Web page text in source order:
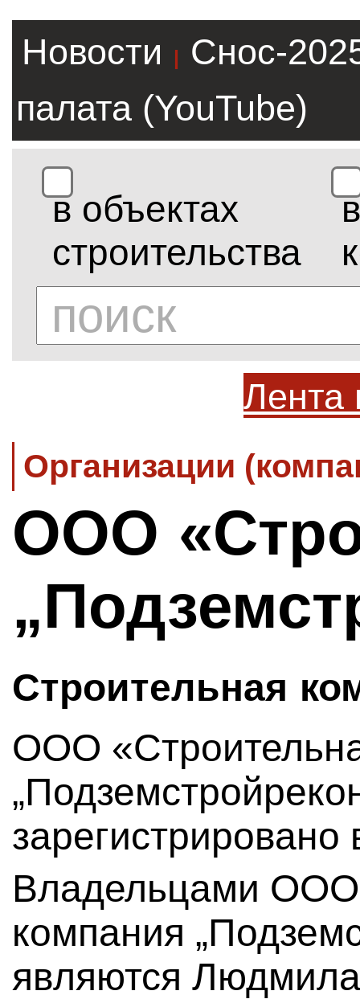
Новости |
Снос-
палата (YouTube)
в объектах
строительства
в
Лента
Организации
ООО
Строительная
ООО
зарегистрировано
Владельцами ООО
компания
являются